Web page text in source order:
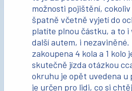
možnosti pojištění,
špatně včetně vyjetí do
platíte plnou částku, a to i
další autem, i nezaviněné.
zakoupena 4 kola a 1 kolo
skutečně jízda otázkou
okruhu je opět uvedena u
je určen pro lidi, co si